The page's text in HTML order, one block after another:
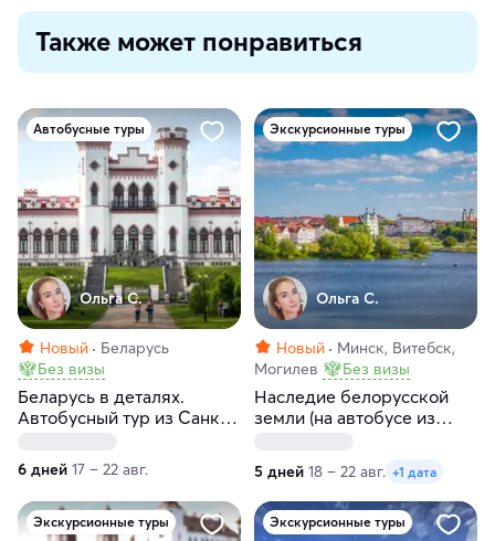
Также может понравиться
Автобусные туры
Ольга С.
Новый
Беларусь
Без визы
Беларусь в деталях.
Автобусный тур из Санкт-
6 дней 17 – 22 авг.
Экскурсионные туры
Ольга С.
Новый
Минск, Витебск,
Могилев
Без визы
Наследие белорусской
земли (на автобусе из
5 дней 18 – 22 авг. +1 дата
Экскурсионные туры Экскурсионные туры